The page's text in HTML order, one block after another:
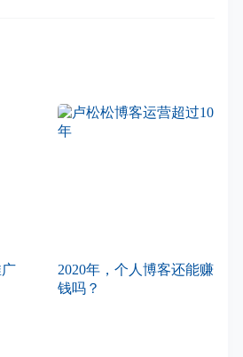
2020年，个人博客还能赚
钱吗？